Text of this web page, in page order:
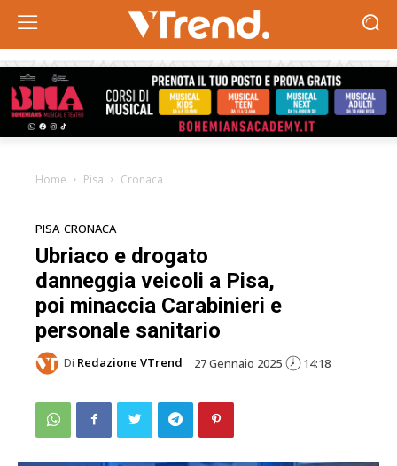
Home Pisa Cronaca
PISA CRONACA
Ubriaco e drogato
danneggia veicoli a Pisa,
poi minaccia Carabinieri e
personale sanitario
Di Redazione VTrend 27 Gennaio 2025 14:18